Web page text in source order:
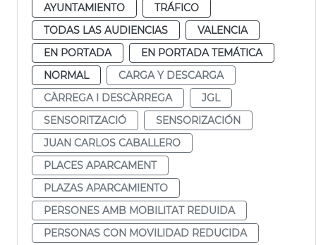
AYUNTAMIENTO
TRÁFICO
TODAS LAS AUDIENCIAS
VALENCIA
EN PORTADA
EN PORTADA TEMÁTICA
NORMAL
CARGA Y DESCARGA
CÀRREGA I DESCÀRREGA
JGL
SENSORITZACIÓ
SENSORIZACIÓN
JUAN CARLOS CABALLERO
PLACES APARCAMENT
PLAZAS APARCAMIENTO
PERSONES AMB MOBILITAT REDUIDA
PERSONAS CON MOVILIDAD REDUCIDA